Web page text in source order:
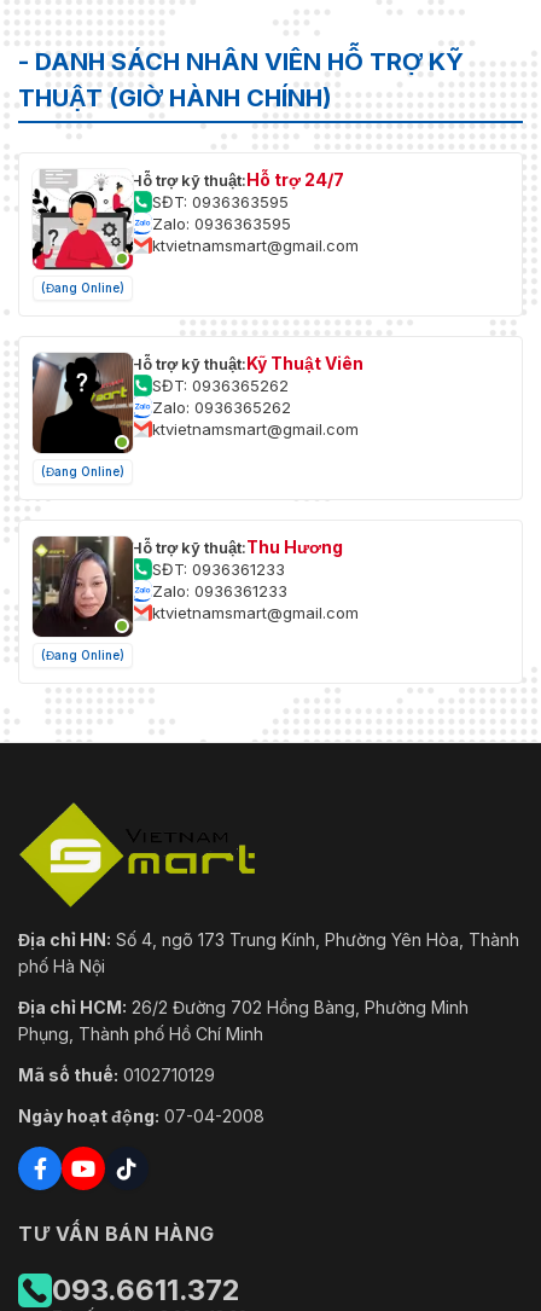
- DANH SÁCH NHÂN VIÊN HỖ TRỢ KỸ
THUẬT (GIỜ HÀNH CHÍNH)
(Đang Online)
Hỗ trợ kỹ thuật:Hỗ trợ 24/7
SĐT: 0936363595
Zalo: 0936363595
ktvietnamsmart@gmail.com
(Đang Online)
Hỗ trợ kỹ thuật:Kỹ Thuật Viên
SĐT: 0936365262
Zalo: 0936365262
ktvietnamsmart@gmail.com
(Đang Online)
Hỗ trợ kỹ thuật:Thu Hương
SĐT: 0936361233
Zalo: 0936361233
ktvietnamsmart@gmail.com
Địa chỉ HN: Số 4, ngõ 173 Trung Kính, Phường Yên Hòa, Thành
phố Hà Nội
Địa chỉ HCM: 26/2 Đường 702 Hồng Bàng, Phường Minh
Phụng, Thành phố Hồ Chí Minh
Mã số thuế: 0102710129
Ngày hoạt động: 07-04-2008
TƯ VẤN BÁN HÀNG
093.6611.372